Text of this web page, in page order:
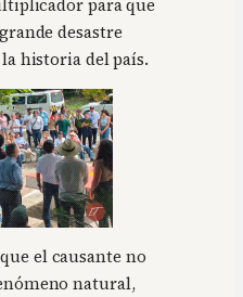
para que
desastre
historia del país.
el causante no
natural,